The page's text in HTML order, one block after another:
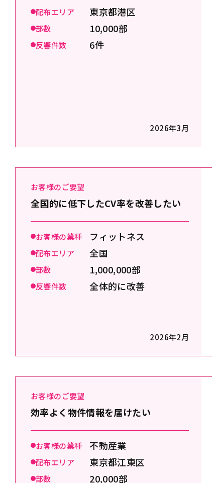
配布エリア 東京都港区
部数 10,000部
反響件数 6件
2026年3月
お客様のご要望
全国的に低下したCV率を改善したい
お客様の業種 フィットネス
配布エリア 全国
部数 1,000,000部
反響件数 全体的に改善
2026年2月
お客様のご要望
効率よく物件情報を届けたい
お客様の業種 不動産業
配布エリア 東京都江東区
部数 20,000部